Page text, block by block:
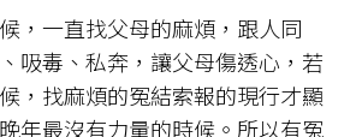
，一直找父母的麻煩，跟人同
吸毒、私奔，讓父母傷透心，若
，找麻煩的冤結索報的現行才顯
年最沒有力量的時候。所以有冤